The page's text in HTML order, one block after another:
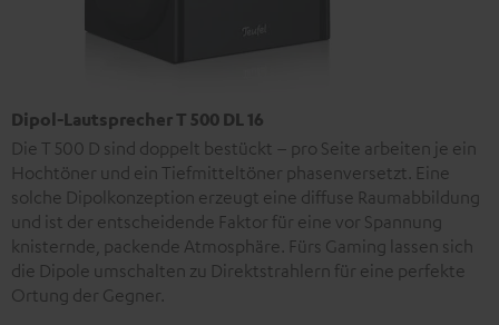
Dipol-Lautsprecher T 500 DL 16
Die T 500 D sind doppelt bestückt – pro Seite arbeiten je ein
Hochtöner und ein Tiefmitteltöner phasenversetzt. Eine
solche Dipolkonzeption erzeugt eine diffuse Raumabbildung
und ist der entscheidende Faktor für eine vor Spannung
knisternde, packende Atmosphäre. Fürs Gaming lassen sich
die Dipole umschalten zu Direktstrahlern für eine perfekte
Ortung der Gegner.